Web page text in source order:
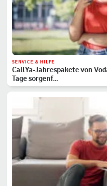
SERVICE & HILFE
CallYa-Jahrespakete von
Tage sorgenf…